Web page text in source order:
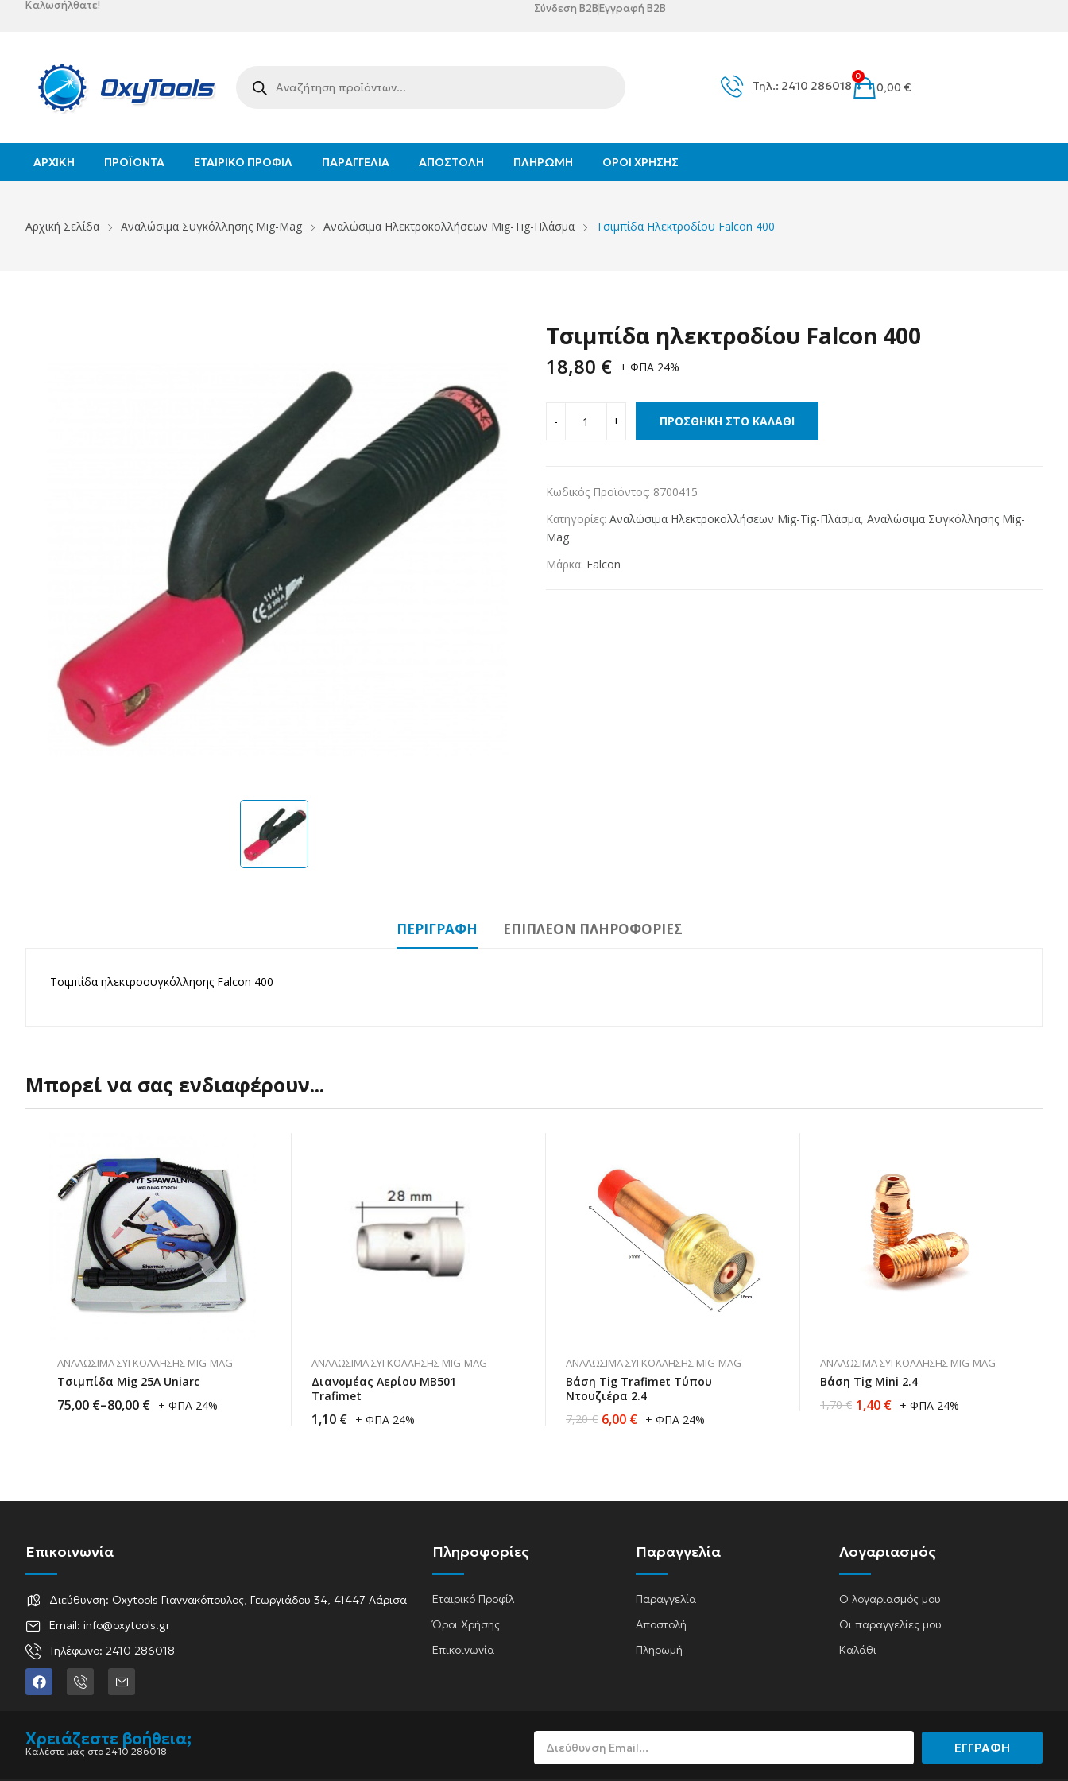
Καλωσήλθατε! Σύνδεση B2BΕγγραφή B2B
Τηλ.: 2410 286018 0,00 €
0
ΑΡΧΙΚΉ ΠΡΟΪΌΝΤΑ ΕΤΑΙΡΙΚΌ ΠΡΟΦΊΛ ΠΑΡΑΓΓΕΛΊΑ ΑΠΟΣΤΟΛΉ ΠΛΗΡΩΜΉ ΌΡΟΙ ΧΡΉΣΗΣ
Αρχική Σελίδα Αναλώσιμα Συγκόλλησης Mig-Mag Αναλώσιμα Ηλεκτροκολλήσεων Mig-Tig-Πλάσμα Τσιμπίδα Ηλεκτροδίου Falcon 400
Τσιμπίδα ηλεκτροδίου Falcon 400
18,80 € + ΦΠΑ 24%
ΠΡΟΣΘΉΚΗ ΣΤΟ ΚΑΛΆΘΙ
Κωδικός Προϊόντος: 8700415
Κατηγορίες: Αναλώσιμα Ηλεκτροκολλήσεων Mig-Tig-Πλάσμα, Αναλώσιμα Συγκόλλησης Mig-
Mag
Μάρκα: Falcon
ΠΕΡΙΓΡΑΦΉ ΕΠΙΠΛΈΟΝ ΠΛΗΡΟΦΟΡΊΕΣ
Τσιμπίδα ηλεκτροσυγκόλλησης Falcon 400
Μπορεί να σας ενδιαφέρουν...
ΑΝΑΛΏΣΙΜΑ ΣΥΓΚΌΛΛΗΣΗΣ MIG-MAG
Τσιμπίδα Mig 25Α Uniarc
75,00 €–80,00 € + ΦΠΑ 24%
ΑΝΑΛΏΣΙΜΑ ΣΥΓΚΌΛΛΗΣΗΣ MIG-MAG
Διανομέας Αερίου ΜΒ501
Trafimet
1,10 € + ΦΠΑ 24%
ΑΝΑΛΏΣΙΜΑ ΣΥΓΚΌΛΛΗΣΗΣ MIG-MAG
Βάση Tig Trafimet Τύπου
Ντουζιέρα 2.4
7,20€ 6,00 € + ΦΠΑ 24%
ΑΝΑΛΏΣΙΜΑ ΣΥΓΚΌΛΛΗΣΗΣ MIG-MAG
Βάση Tig Mini 2.4
1,70€ 1,40 € + ΦΠΑ 24%
Επικοινωνία
Διεύθυνση: Oxytools Γιαννακόπουλος, Γεωργιάδου 34, 41447 Λάρισα
Email: info@oxytools.gr
Τηλέφωνο: 2410 286018
Πληροφορίες
Εταιρικό Προφίλ
Όροι Χρήσης
Επικοινωνία
Παραγγελία
Παραγγελία
Αποστολή
Πληρωμή
Λογαριασμός
Ο λογαριασμός μου
Οι παραγγελίες μου
Καλάθι
Χρειάζεστε βοήθεια;
Καλέστε μας στο 2410 286018 ΕΓΓΡΑΦΗ